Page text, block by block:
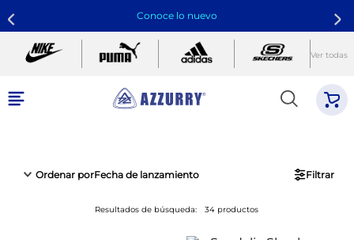
Conoce lo nuevo
Ver todas
Sandalias
Ordenar porFecha de lanzamiento Filtrar
Resultados de búsqueda: 34 productos